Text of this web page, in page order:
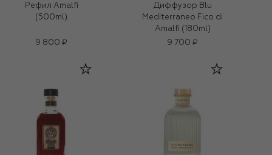
Рефил Amalfi
(500ml)
9 800 ₽
Диффузор Blu
Mediterraneo Fico di
Amalfi (180ml)
9 700 ₽